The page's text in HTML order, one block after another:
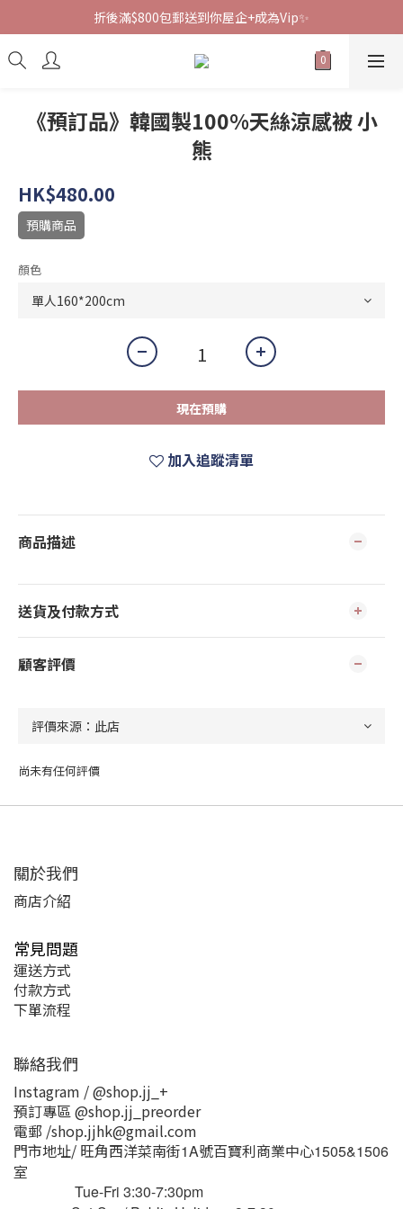
折後滿$800包郵送到你屋企+成為Vip✨
《預訂品》韓國製100%天絲涼感被 小
熊
HK$480.00
預購商品
顏色
現在預購
加入追蹤清單
商品描述
送貨及付款方式
顧客評價
尚未有任何評價
關於我們
商店介紹
常見問題
運送方式
付款方式
下單流程
聯絡我們
Instagram / @shop.jj_+
預訂專區 @shop.jj_preorder
電郵 /shop.jjhk@gmail.com
門市地址/ 旺角西洋菜南街1A號百寶利商業中心1505&1506
室
Tue-Fri 3:30-7:30pm